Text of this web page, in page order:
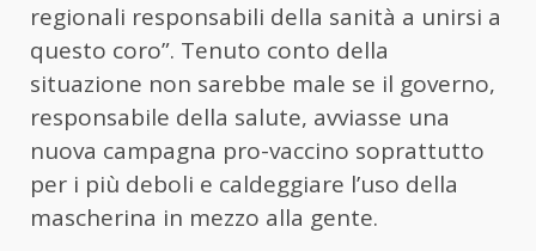
regionali responsabili della sanità a unirsi a
questo coro”. Tenuto conto della
situazione non sarebbe male se il governo,
responsabile della salute, avviasse una
nuova campagna pro-vaccino soprattutto
per i più deboli e caldeggiare l’uso della
mascherina in mezzo alla gente.